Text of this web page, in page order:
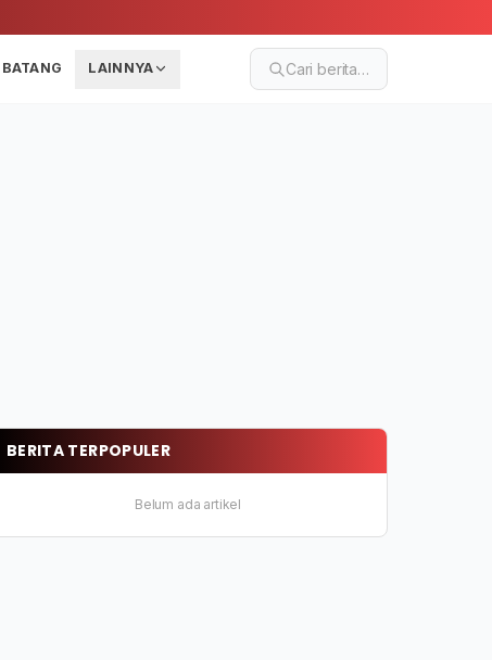
BATANG LAINNYA Cari berita…
BERITA TERPOPULER
Belum ada artikel